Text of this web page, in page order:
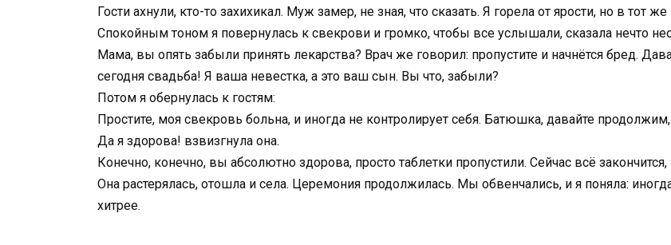
Гости ахнули, кто-то захихикал. Муж замер, не зная, что сказать. Я горела от ярости, но в тот
Спокойным тоном я повернулась к свекрови и громко, чтобы все услышали, сказала нечто
Мама, вы опять забыли принять лекарства? Врач же говорил: пропустите и начнётся бред.
сегодня свадьба! Я ваша невестка, а это ваш сын. Вы что, забыли?
Потом я обернулась к гостям:
Простите, моя свекровь больна, и иногда не контролирует себя. Батюшка, давайте
Да я здорова! взвизгнула она.
Конечно, конечно, вы абсолютно здорова, просто таблетки пропустили. Сейчас всё
Она растерялась, отошла и села. Церемония продолжилась. Мы обвенчались, и я поняла:
хитрее.